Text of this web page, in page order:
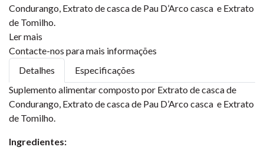
Condurango, Extrato de casca de Pau D’Arco casca e Extrato
de Tomilho.
Ler mais
Contacte-nos para mais informações
Detalhes
Especificações
Suplemento alimentar composto por Extrato de casca de
Condurango, Extrato de casca de Pau D’Arco casca e Extrato
de Tomilho.
Ingredientes: